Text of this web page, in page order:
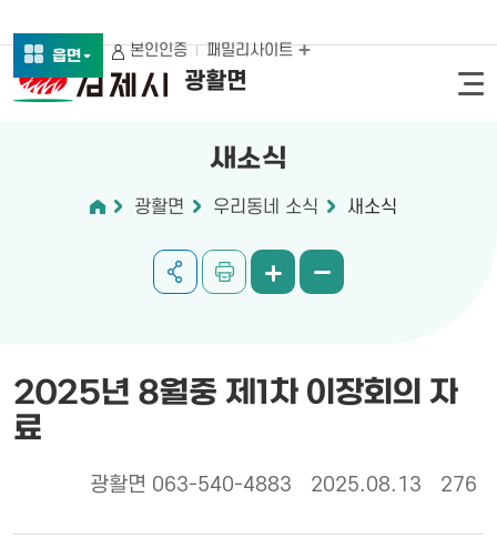
광활면
읍면 본인인증 패밀리사이트
새소식
광활면 우리동네 소식 새소식
2025년 8월중 제1차 이장회의 자
료
광활면 063-540-4883 2025.08.13 276